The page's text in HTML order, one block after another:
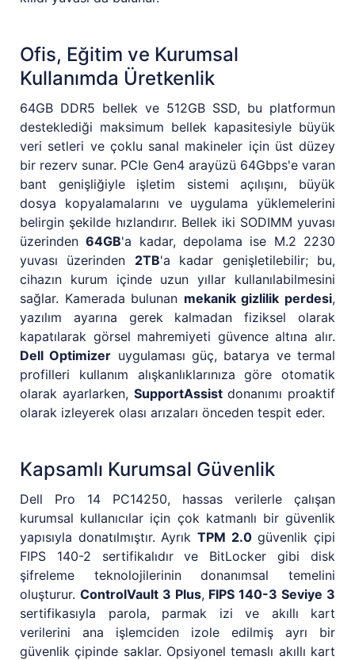
Ofis, Eğitim ve Kurumsal
Kullanımda Üretkenlik
64GB DDR5 bellek ve 512GB SSD, bu platformun
desteklediği maksimum bellek kapasitesiyle büyük
veri setleri ve çoklu sanal makineler için üst düzey
bir rezerv sunar. PCIe Gen4 arayüzü 64Gbps'e varan
bant genişliğiyle işletim sistemi açılışını, büyük
dosya kopyalamalarını ve uygulama yüklemelerini
belirgin şekilde hızlandırır. Bellek iki SODIMM yuvası
üzerinden64GB'a kadar, depolama ise M.2 2230
yuvası üzerinden 2TB'a kadar genişletilebilir; bu,
cihazın kurum içinde uzun yıllar kullanılabilmesini
sağlar. Kamerada bulunan mekanik gizlilik perdesi,
yazılım ayarına gerek kalmadan fiziksel olarak
kapatılarak görsel mahremiyeti güvence altına alır.
Dell Optimizer uygulaması güç, batarya ve termal
profilleri kullanım alışkanlıklarınıza göre otomatik
olarak ayarlarken, SupportAssistdonanımı proaktif
olarak izleyerek olası arızaları önceden tespit eder.
Kapsamlı Kurumsal Güvenlik
Dell Pro 14 PC14250, hassas verilerle çalışan
kurumsal kullanıcılar için çok katmanlı bir güvenlik
yapısıyla donatılmıştır. Ayrık TPM 2.0güvenlik çipi
FIPS 140-2 sertifikalıdır ve BitLocker gibi disk
şifreleme teknolojilerinin donanımsal temelini
oluşturur. ControlVault 3 Plus, FIPS 140-3 Seviye 3
sertifikasıyla parola, parmak izi ve akıllı kart
verilerini ana işlemciden izole edilmiş ayrı bir
güvenlik çipinde saklar. Opsiyonel temaslı akıllı kart